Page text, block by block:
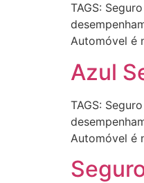
TAGS:
Automóvel é
Azul
TAGS:
Automóvel é